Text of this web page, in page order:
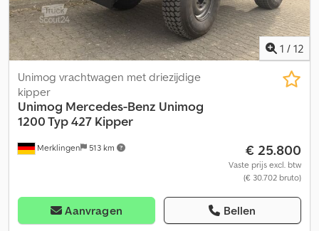
1 / 12
Merklingen 513 km
Unimog vrachtwagen met driezijdige
kipper
Unimog Mercedes-Benz Unimog
1200 Typ 427 Kipper
€ 25.800
Vaste prijs excl. btw
(€ 30.702 bruto)
Aanvragen Bellen